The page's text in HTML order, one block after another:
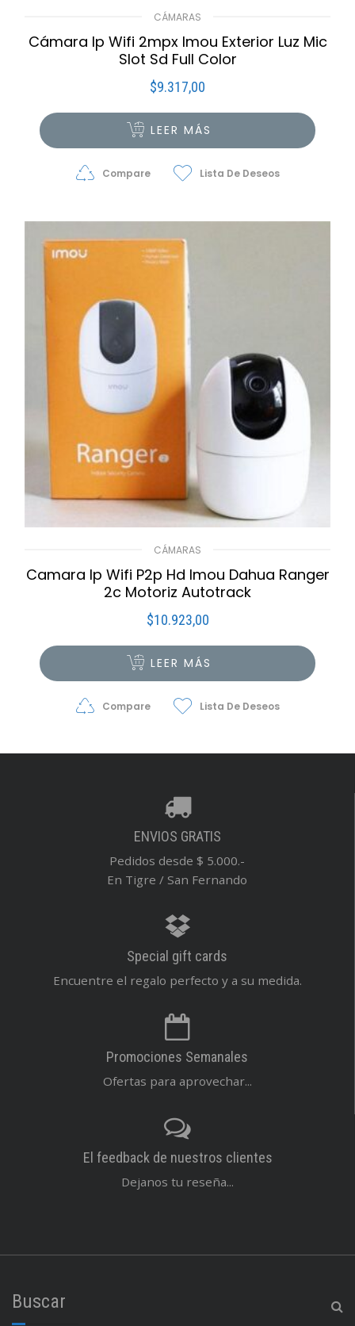
CÁMARAS
Cámara Ip Wifi 2mpx Imou Exterior Luz Mic
Slot Sd Full Color
$9.317,00
LEER MÁS
Compare Lista De Deseos
CÁMARAS
Camara Ip Wifi P2p Hd Imou Dahua Ranger
2c Motoriz Autotrack
$10.923,00
LEER MÁS
Compare Lista De Deseos
ENVIOS GRATIS
Pedidos desde $ 5.000.-
En Tigre / San Fernando
Special gift cards
Encuentre el regalo perfecto y a su medida.
Promociones Semanales
Ofertas para aprovechar...
El feedback de nuestros clientes
Dejanos tu reseña...
Buscar